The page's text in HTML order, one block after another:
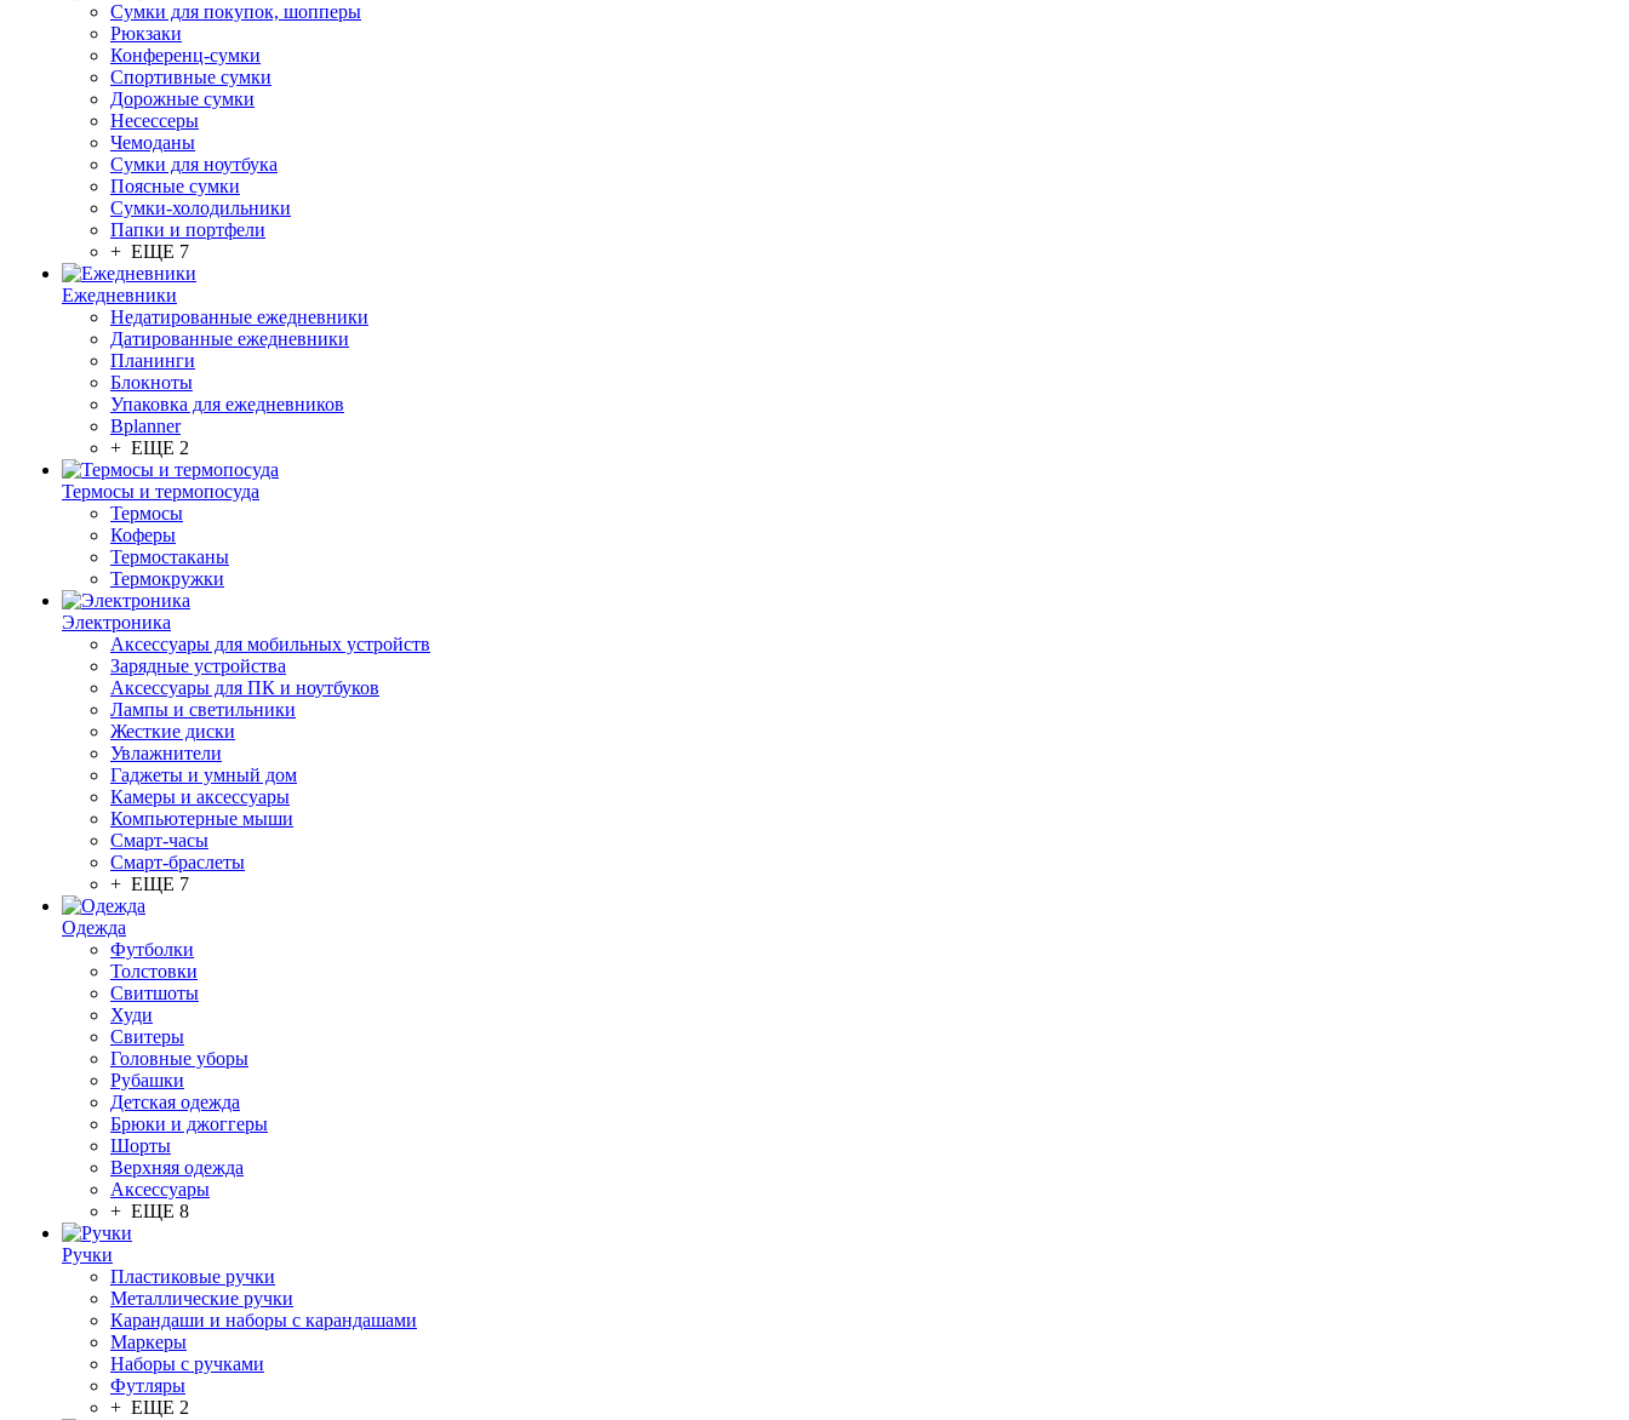
Сумки для покупок, шопперы
Рюкзаки
Конференц-сумки
Спортивные сумки
Дорожные сумки
Несессеры
Чемоданы
Сумки для ноутбука
Поясные сумки
Сумки-холодильники
Папки и портфели
+ ЕЩЕ 7
Ежедневники
Недатированные ежедневники
Датированные ежедневники
Планинги
Блокноты
Упаковка для ежедневников
Bplanner
+ ЕЩЕ 2
Термосы и термопосуда
Термосы
Коферы
Термостаканы
Термокружки
Электроника
Аксессуары для мобильных устройств
Зарядные устройства
Аксессуары для ПК и ноутбуков
Лампы и светильники
Жесткие диски
Увлажнители
Гаджеты и умный дом
Камеры и аксессуары
Компьютерные мыши
Смарт-часы
Смарт-браслеты
+ ЕЩЕ 7
Одежда
Футболки
Толстовки
Свитшоты
Худи
Свитеры
Головные уборы
Рубашки
Детская одежда
Брюки и джоггеры
Шорты
Верхняя одежда
Аксессуары
+ ЕЩЕ 8
Ручки
Пластиковые ручки
Металлические ручки
Карандаши и наборы с карандашами
Маркеры
Наборы с ручками
Футляры
+ ЕЩЕ 2